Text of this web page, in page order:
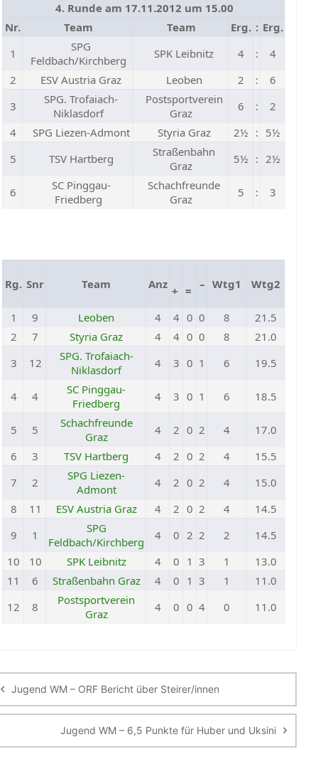
4. Runde am 17.11.2012 um 15.00
Nr.
Team Team Erg. : Erg.
1
SPG
Feldbach/Kirchberg
SPK Leibnitz 4 :
4
2
ESV Austria Graz Leoben 2 :
6
3
SPG. Trofaiach-
Niklasdorf
Postsportverein
Graz
6 :
2
4
SPG Liezen-Admont Styria Graz 2½ : 5½
5
TSV Hartberg
Straßenbahn
Graz
5½ : 2½
6
SC Pinggau-
Friedberg
Schachfreunde
Graz
5 : 3
Rg. Snr Team Anz + = – Wtg1 Wtg2
1 9 Leoben 4 4 0 0 8
21.5
2
7 Styria Graz 4 4 0 0 8
21.0
3
12
SPG. Trofaiach-
Niklasdorf
4 3 0 1 6 19.5
4 4
SC Pinggau-
Friedberg
4 3 0 1 6 18.5
5 5
Schachfreunde
Graz
4 2 0 2 4
17.0
6
3 TSV Hartberg 4 2 0 2 4
15.5
7
2
SPG Liezen-
Admont
4 2 0 2 4
15.0
8
11 ESV Austria Graz 4 2 0 2 4
14.5
9
1
SPG
Feldbach/Kirchberg
4 0 2 2 2
14.5
10
10 SPK Leibnitz 4 0 1 3 1
13.0
11
6 Straßenbahn Graz 4 0 1 3 1
11.0
12
8
Postsportverein
Graz
4 0 0 4 0 11.0
Jugend WM – ORF Bericht über Steirer/innen
Jugend WM – 6,5 Punkte für Huber und Uksini